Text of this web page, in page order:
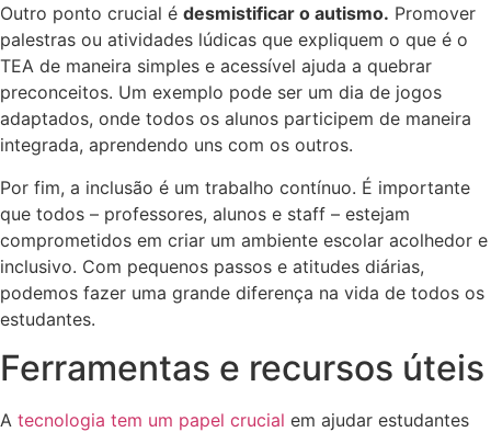
Outro ponto crucial é desmistificar o autismo. Promover
palestras ou atividades lúdicas que expliquem o que é o
TEA de maneira simples e acessível ajuda a quebrar
preconceitos. Um exemplo pode ser um dia de jogos
adaptados, onde todos os alunos participem de maneira
integrada, aprendendo uns com os outros.
Por fim, a inclusão é um trabalho contínuo. É importante
que todos – professores, alunos e staff – estejam
comprometidos em criar um ambiente escolar acolhedor e
inclusivo. Com pequenos passos e atitudes diárias,
podemos fazer uma grande diferença na vida de todos os
estudantes.
Ferramentas e recursos úteis
A tecnologia tem um papel crucial em ajudar estudantes